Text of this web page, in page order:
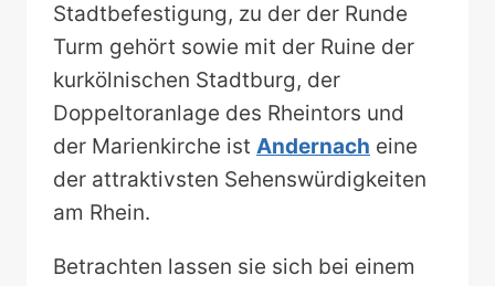
Stadtbefestigung, zu der der Runde
Turm gehört sowie mit der Ruine der
kurkölnischen Stadtburg, der
Doppeltoranlage des Rheintors und
der Marienkirche ist Andernach eine
der attraktivsten Sehenswürdigkeiten
am Rhein.
Betrachten lassen sie sich bei einem